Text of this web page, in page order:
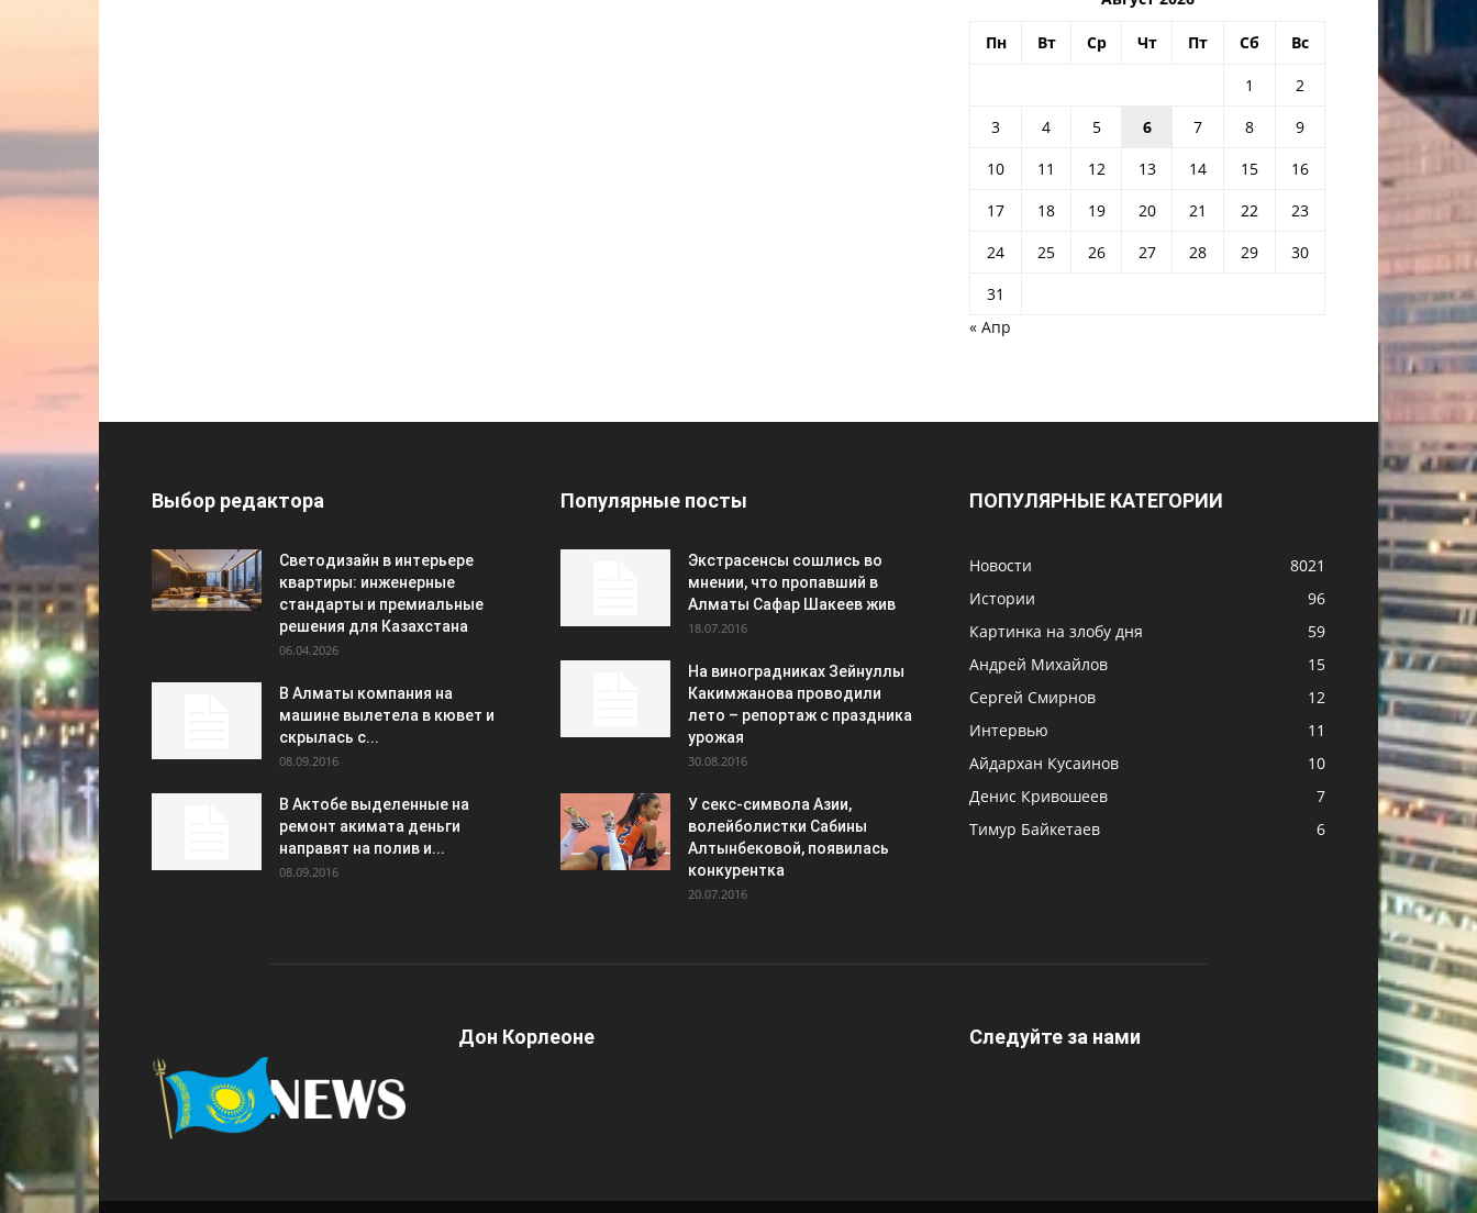
Пн Вт Ср Чт Пт Сб Вс
1
2
3
4 5 6 7 8
9
10
11 12 13 14 15
16
17
18 19 20 21 22
23
24
25 26 27 28 29
30
31
« Апр
Выбор редактора
Светодизайн в интерьере
квартиры: инженерные
стандарты и премиальные
решения для Казахстана
06.04.2026
В Алматы компания на
машине вылетела в кювет и
скрылась с...
08.09.2016
В Актобе выделенные на
ремонт акимата деньги
направят на полив и...
08.09.2016
Популярные посты
Экстрасенсы сошлись во
мнении, что пропавший в
Алматы Сафар Шакеев жив
18.07.2016
На виноградниках Зейнуллы
Какимжанова проводили
лето – репортаж с праздника
урожая
30.08.2016
У секс-символа Азии,
волейболистки Сабины
Алтынбековой, появилась
конкурентка
20.07.2016
ПОПУЛЯРНЫЕ КАТЕГОРИИ
Новости
8021
Истории
96
Картинка на злобу дня
59
Андрей Михайлов
15
Сергей Смирнов
12
Интервью
11
Айдархан Кусаинов
10
Денис Кривошеев
7
Тимур Байкетаев
6
Дон Корлеоне Следуйте за нами